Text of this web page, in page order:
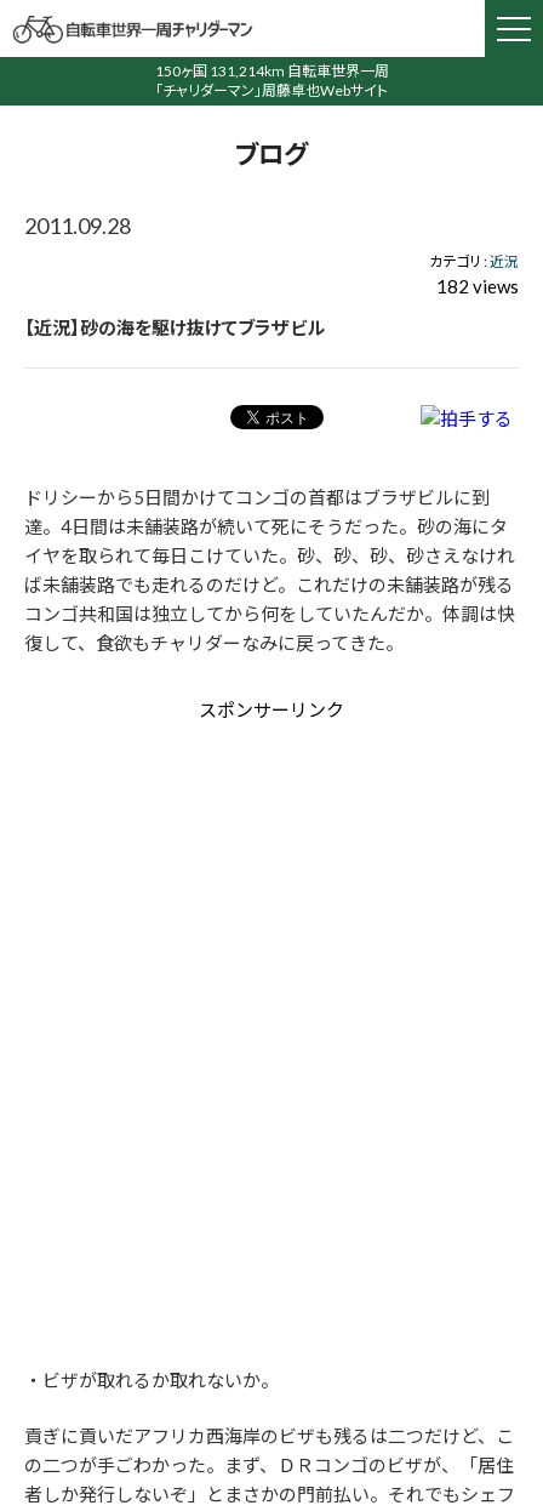
150ヶ国 131,214km 自転車世界一周
「チャリダーマン」周藤卓也Webサイト
ブログ
2011.09.28
カテゴリ :近況
182 views
【近況】砂の海を駆け抜けてブラザビル
ドリシーから5日間かけてコンゴの首都はブラザビルに到
達。4日間は未舗装路が続いて死にそうだった。砂の海にタ
イヤを取られて毎日こけていた。砂、砂、砂、砂さえなけれ
ば未舗装路でも走れるのだけど。これだけの未舗装路が残る
コンゴ共和国は独立してから何をしていたんだか。体調は快
復して、食欲もチャリダーなみに戻ってきた。
スポンサーリンク
・ビザが取れるか取れないか。
貢ぎに貢いだアフリカ西海岸のビザも残るは二つだけど、こ
の二つが手ごわかった。まず、ＤＲコンゴのビザが、「居住
者しか発行しないぞ」とまさかの門前払い。それでもシェフ